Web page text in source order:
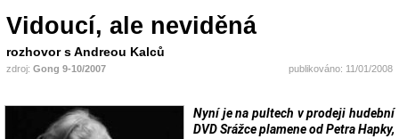
Vidoucí, ale neviděná
rozhovor s Andreou Kalců
zdroj: Gong 9-10/2007 publikováno: 11/01/2008
Nyní je na pultech v prodeji hudební
DVD Srážce plamene od Petra Hapky,